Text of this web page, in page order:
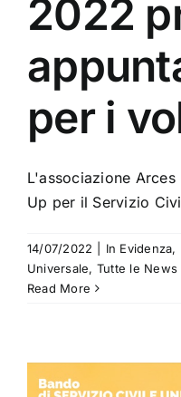
2022
per i
L'associazione
Up per il Servizio
14/07/2022 In Evidenza,
Universale, Tutte le News
Read More